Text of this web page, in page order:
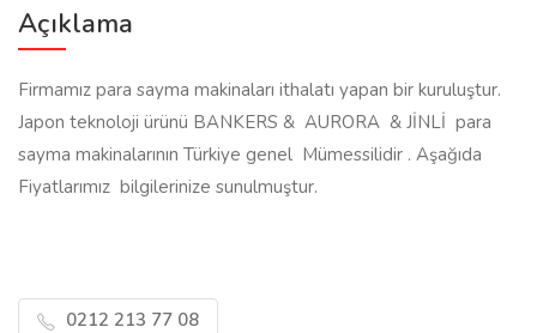
Açıklama
Firmamız para sayma makinaları ithalatı yapan bir kuruluştur.
Japon teknoloji ürünü BANKERS & AURORA & JİNLİ para
sayma makinalarının Türkiye genel Mümessilidir . Aşağıda
Fiyatlarımız bilgilerinize sunulmuştur.
0212 213 77 08